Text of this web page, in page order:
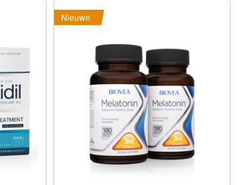
Nieuwe